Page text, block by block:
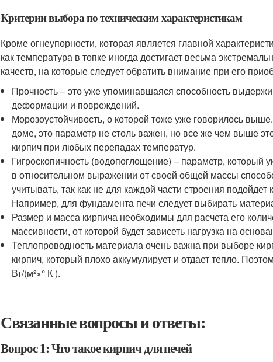
Критерии выбора по техническим характеристикам
Кроме огнеупорности, которая является главной
как температура в топке иногда достигает весьма
качеств, на которые следует обратить внимание при его
Прочность – это уже упоминавшаяся способность
деформации и повреждений.
Морозоустойчивость, о которой тоже уже говорилось
доме, это параметр не столь важен, но все же чем выше
кирпич при любых перепадах температур.
Гигроскопичность (водопоглощение) – параметр, который
в относительном выражении от своей общей массы
учитывать, так как не для каждой части строения
Например, для фундамента печи следует выбирать
Размер и масса кирпича необходимы для расчета его
массивности, от которой будет зависеть нагрузка на
Теплопроводность материала очень важна при выборе
кирпич, который плохо аккумулирует и отдает тепло.
Вт/(м²×° К ).
Связанные вопросы и ответы:
Вопрос 1: Что такое кирпич для печей